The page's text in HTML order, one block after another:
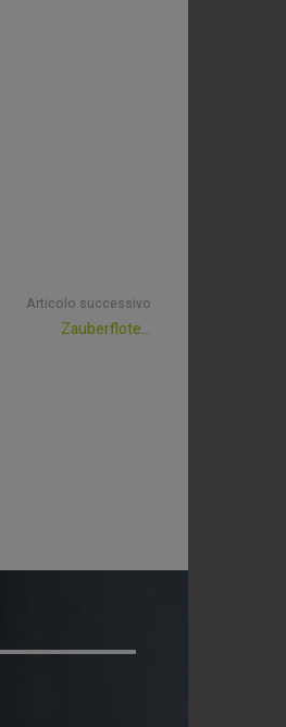
Articolo successivo
Zauberflote…